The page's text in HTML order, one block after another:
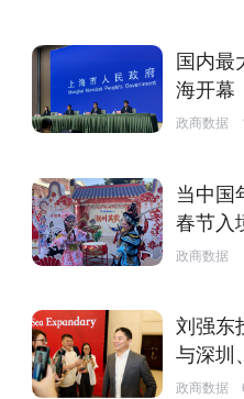
国内最
海开幕
政商数据
当中国
春节入
政商数据
刘强东
与深圳
政商数据